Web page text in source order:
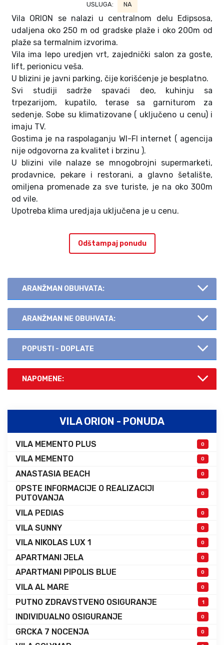
USLUGA: NA
Vila ORION se nalazi u centralnom delu Edipsosa,
udaljena oko 250 m od gradske plaže i oko 200m od
plaže sa termalnim izvorima.
Vila ima lepo uredjen vrt, zajednički salon za goste,
lift, perionicu veša.
U blizini je javni parking, čije korišćenje je besplatno.
Svi studiji sadrže spavaći deo, kuhinju sa
trpezarijom, kupatilo, terase sa garniturom za
sedenje. Sobe su klimatizovane ( uključeno u cenu) i
imaju TV.
Gostima je na raspolaganju WI-FI internet ( agencija
nije odgovorna za kvalitet i brzinu ).
U blizini vile nalaze se mnogobrojni supermarketi,
prodavnice, pekare i restorani, a glavno šetalište,
omiljena promenade za sve turiste, je na oko 300m
od vile.
Upotreba klima uredjaja uključena je u cenu.
Odštampaj ponudu
ARANŽMAN OBUHVATA:
ARANŽMAN NE OBUHVATA:
POPUSTI - DOPLATE
NAPOMENE:
VILA ORION - PONUDA
VILA MEMENTO PLUS 0
VILA MEMENTO 0
ANASTASIA BEACH 0
OPSTE INFORMACIJE O REALIZACIJI
PUTOVANJA
0
VILA PEDIAS 0
VILA SUNNY 0
VILA NIKOLAS LUX 1 0
APARTMANI JELA 0
APARTMANI PIPOLIS BLUE 0
VILA AL MARE 0
PUTNO ZDRAVSTVENO OSIGURANJE 1
INDIVIDUALNO OSIGURANJE 0
GRCKA 7 NOCENJA 0